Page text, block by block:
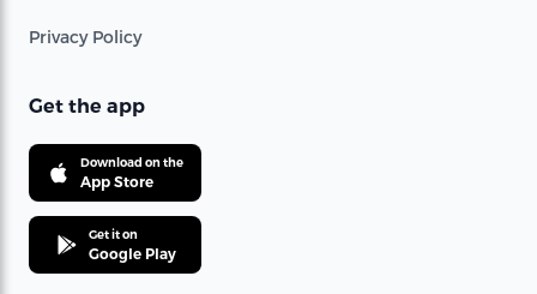
Privacy Policy
Get the app
Download on the
App Store
Get it on
Google Play